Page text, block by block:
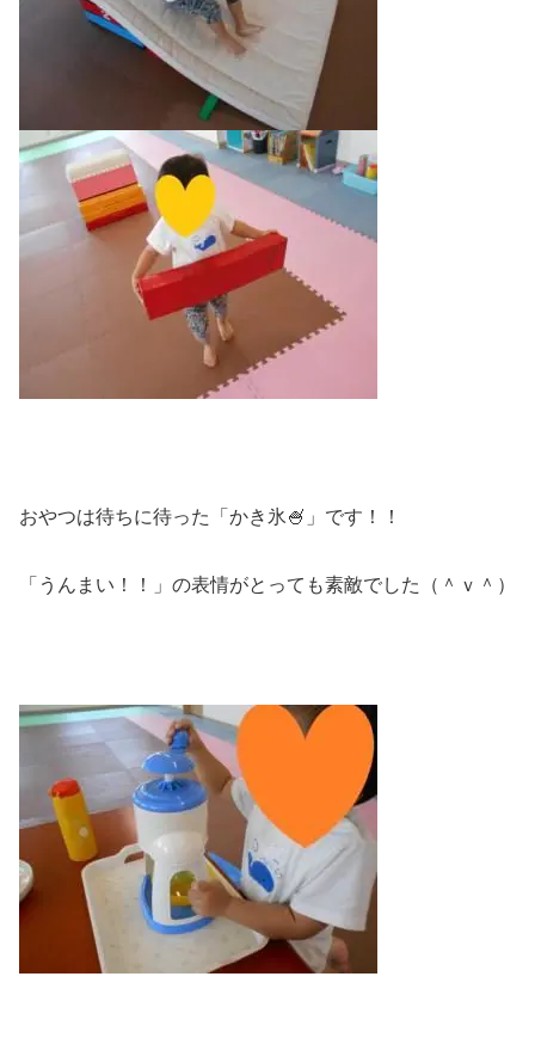
おやつは待ちに待った「かき氷🍧」です！！
「うんまい！！」の表情がとっても素敵でした（＾ｖ＾）